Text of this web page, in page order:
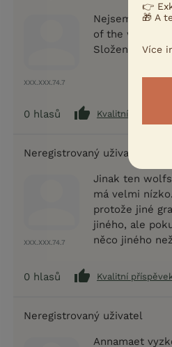
XXX.XXX.74.7
Nejsem sice
of the wild
Složení má
0 hlasů Kvalitní příspěvek
Neregistrovaný uživatel
XXX.XXX.74.7
Jinak ten
má velmi
protože jiné
jiného, ale
něco jiného
0 hlasů Kvalitní
Neregistrovaný uživatel
Annamaet
👉
🎁 A
Více